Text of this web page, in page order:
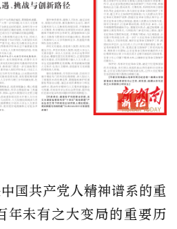
国共产党人精神谱系的重
年未有之大变局的重要历